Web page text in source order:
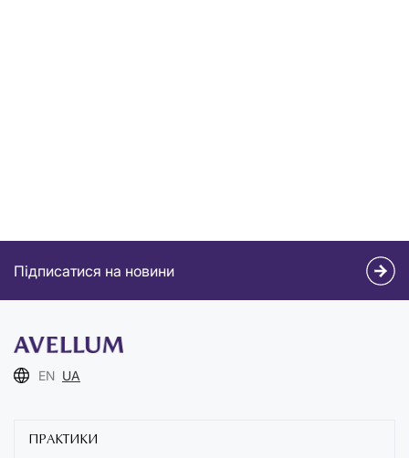
Підписатися на новини
EN UA
ПРАКТИКИ